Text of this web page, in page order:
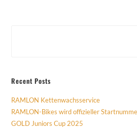
Recent Posts
RAMLON Kettenwachsservice
RAMLON-Bikes wird offizieller
GOLD Juniors Cup 2025